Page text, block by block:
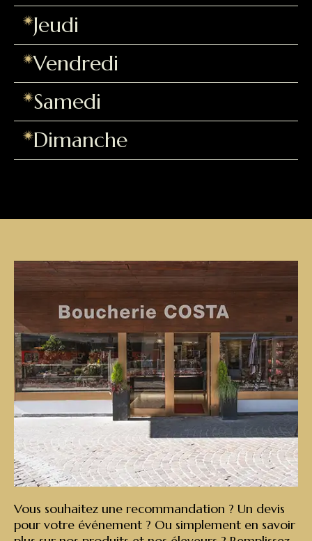
Jeudi
Vendredi
Samedi
Dimanche
Vous souhaitez une recommandation ? Un devis
pour votre événement ? Ou simplement en savoir